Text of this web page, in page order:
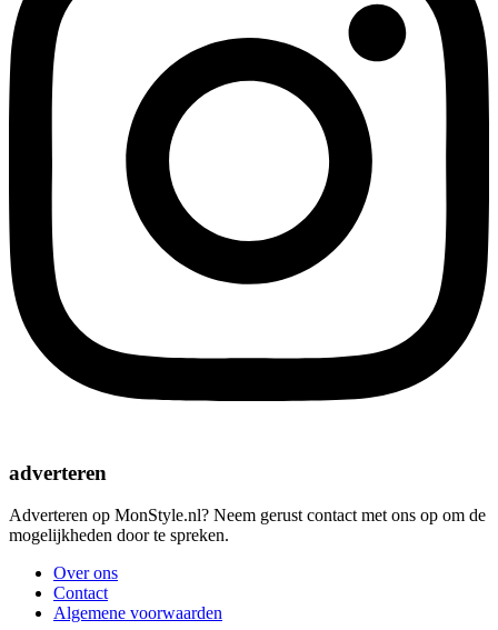
adverteren
Adverteren op MonStyle.nl? Neem gerust contact met ons op om de
mogelijkheden door te spreken.
Over ons
Contact
Algemene voorwaarden